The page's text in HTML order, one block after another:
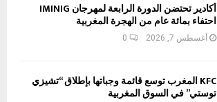
أكادير تحتضن الدورة الرابعة لمهرجان IMINIG
احتفاء بمائة عام من الهجرة المغربية
أغسطس 7, 2026 0
KFC المغرب توسع قائمة وجباتها بإطلاق “تشيزي
توستي” في السوق المغربية